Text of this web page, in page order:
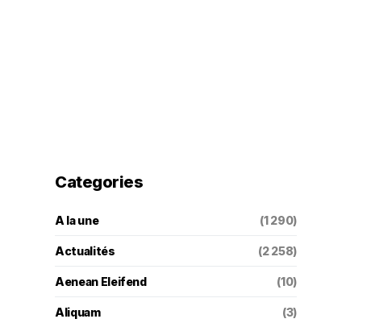
Categories
A la une (1 290)
Actualités (2 258)
Aenean Eleifend (10)
Aliquam (3)